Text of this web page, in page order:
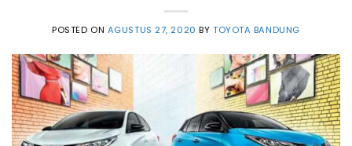
POSTED ON AGUSTUS 27, 2020 BY TOYOTA BANDUNG